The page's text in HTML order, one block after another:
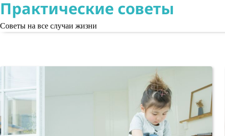
Skip
to
content
Практические советы
Советы на все случаи жизни